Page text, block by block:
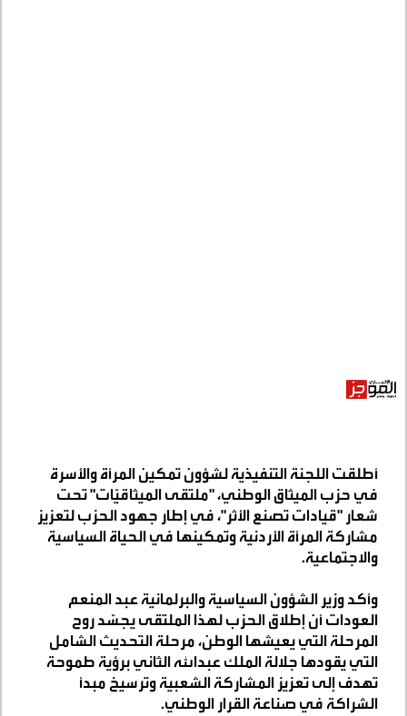
أطلقت اللجنة التنفيذية لشؤون تمكين المرأة والأسرة
في حزب الميثاق الوطني، "ملتقى الميثاقيّات" تحت
شعار "قيادات تصنع الأثر"، في إطار جهود الحزب لتعزيز
مشاركة المرأة الأردنية وتمكينها في الحياة السياسية
والاجتماعية.
وأكد وزير الشؤون السياسية والبرلمانية عبد المنعم
العودات أن إطلاق الحزب لهذا الملتقى يجسّد روح
المرحلة التي يعيشها الوطن، مرحلة التحديث الشامل
التي يقودها جلالة الملك عبدالله الثاني برؤية طموحة
تهدف إلى تعزيز المشاركة الشعبية وترسيخ مبدأ
الشراكة في صناعة القرار الوطني.